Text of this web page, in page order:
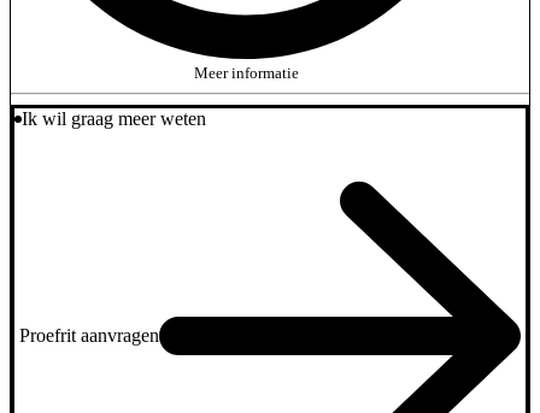
Meer informatie
Ik wil graag meer weten
Proefrit aanvragen